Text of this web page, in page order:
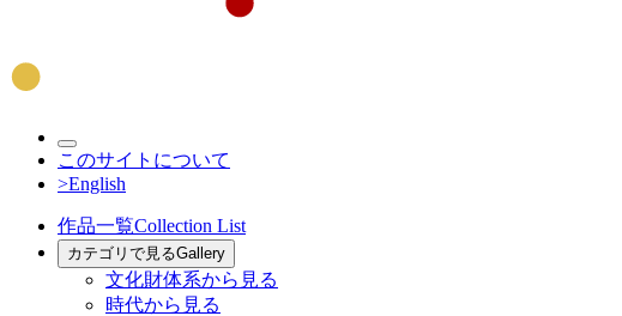
このサイトについて
>English
作品一覧Collection List
カテゴリで見るGallery
文化財体系から見る
時代から見る